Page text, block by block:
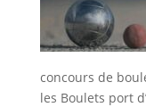
concours de
les Boulets port